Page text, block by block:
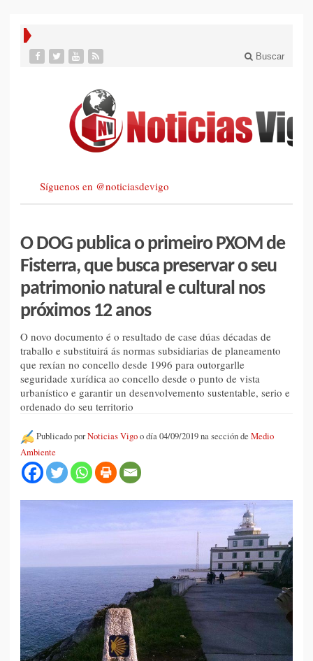
Buscar
Síguenos en @noticiasdevigo
O DOG publica o primeiro PXOM de
Fisterra, que busca preservar o seu
patrimonio natural e cultural nos
próximos 12 anos
O novo documento é o resultado de case dúas décadas de
traballo e substituirá ás normas subsidiarias de planeamento
que rexían no concello desde 1996 para outorgarlle
seguridade xurídica ao concello desde o punto de vista
urbanístico e garantir un desenvolvemento sustentable, serio e
ordenado do seu territorio
Publicado porNoticias Vigoo día 04/09/2019 na sección de Medio
Ambiente